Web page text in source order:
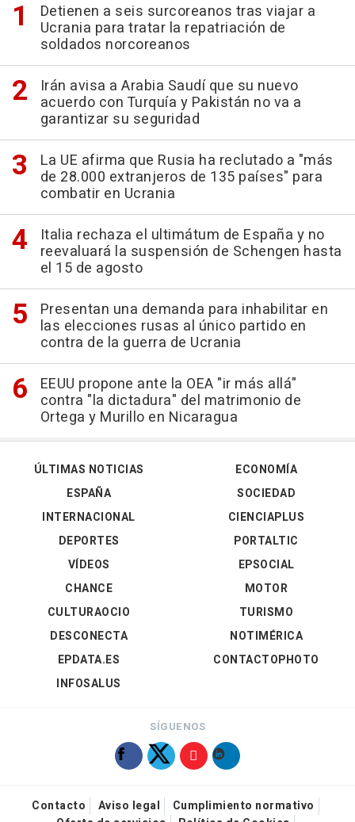
Detienen a seis surcoreanos tras viajar a
Ucrania para tratar la repatriación de
soldados norcoreanos
Irán avisa a Arabia Saudí que su nuevo
acuerdo con Turquía y Pakistán no va a
garantizar su seguridad
La UE afirma que Rusia ha reclutado a "más
de 28.000 extranjeros de 135 países" para
combatir en Ucrania
Italia rechaza el ultimátum de España y no
reevaluará la suspensión de Schengen hasta
el 15 de agosto
Presentan una demanda para inhabilitar en
las elecciones rusas al único partido en
contra de la guerra de Ucrania
EEUU propone ante la OEA "ir más allá"
contra "la dictadura" del matrimonio de
Ortega y Murillo en Nicaragua
ÚLTIMAS NOTICIAS
ESPAÑA
INTERNACIONAL
DEPORTES
VÍDEOS
ECONOMÍA
SOCIEDAD
CIENCIAPLUS
PORTALTIC
EPSOCIAL
CHANCE
CULTURAOCIO
DESCONECTA
EPDATA.ES
INFOSALUS
MOTOR
TURISMO
NOTIMÉRICA
CONTACTOPHOTO
SÍGUENOS
Contacto Aviso legal
Cumplimiento normativo